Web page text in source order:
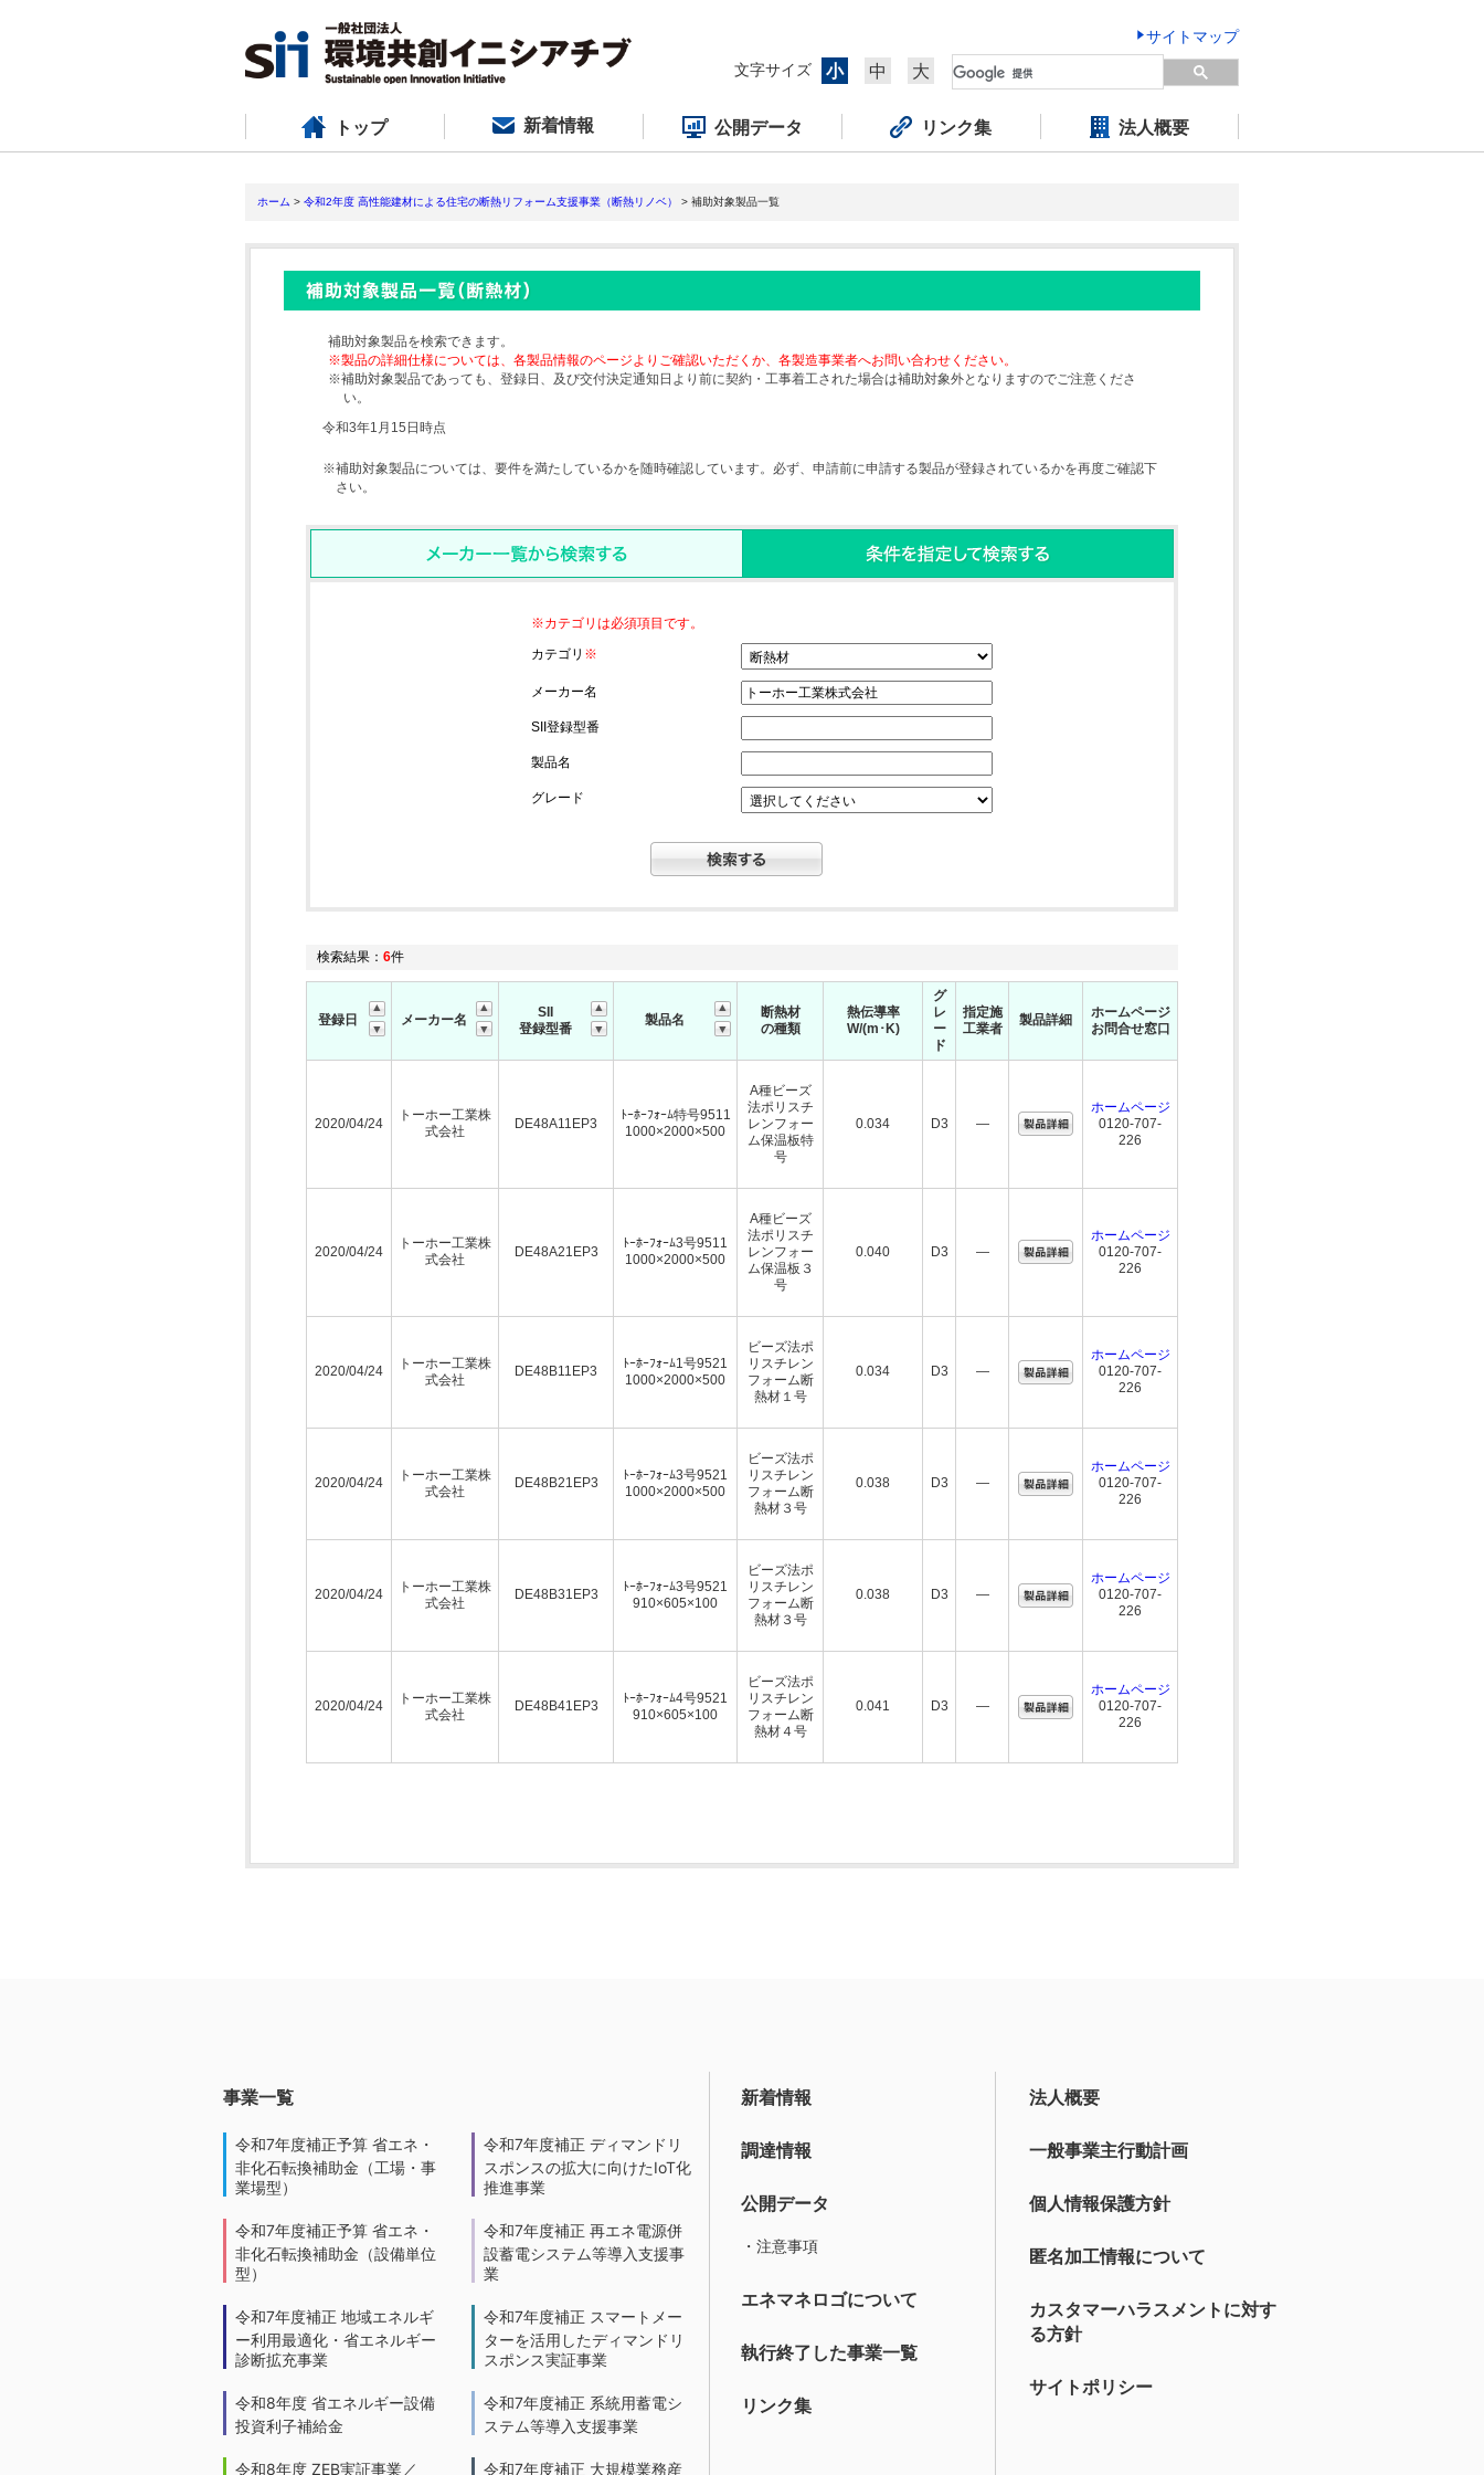
サイトマップ
文字サイズ
小 中 大
トップ 新着情報 公開データ リンク集 法人概要
ホーム > 令和2年度 高性能建材による住宅の断熱リフォーム支援事業（断熱リノベ） > 補助対象製品一覧
補助対象製品を検索できます。
※製品の詳細仕様については、各製品情報のページよりご確認いただくか、各製造事業者へお問い合わせください。
※補助対象製品であっても、登録日、及び交付決定通知日より前に契約・工事着工された場合は補助対象外となりますのでご注意くださ
い。
令和3年1月15日時点
※補助対象製品については、要件を満たしているかを随時確認しています。必ず、申請前に申請する製品が登録されているかを再度ご確認下
さい。
※カテゴリは必須項目です。
カテゴリ ※
メーカー名
SII登録型番
製品名
グレード
検索結果： 6件
登録日 メーカー名
SII
登録型番
製品名
断熱材
の種類
熱伝導率
W/(m･K)
グ
レ
ー
ド
指定施
工業者
製品詳細
ホームページ
お問合せ窓口
2020/04/24
トーホー工業株
式会社
DE48A11EP3
ﾄｰﾎｰﾌｫｰﾑ特号9511
1000×2000×500
A種ビーズ
法ポリスチ
レンフォー
ム保温板特
号
0.034 D3 ―
ホームページ
0120-707-
226
2020/04/24
トーホー工業株
式会社
DE48A21EP3
ﾄｰﾎｰﾌｫｰﾑ3号9511
1000×2000×500
A種ビーズ
法ポリスチ
レンフォー
ム保温板３
号
0.040 D3 ―
ホームページ
0120-707-
226
2020/04/24
トーホー工業株
式会社
DE48B11EP3
ﾄｰﾎｰﾌｫｰﾑ1号9521
1000×2000×500
ビーズ法ポ
リスチレン
フォーム断
熱材１号
0.034 D3 ―
ホームページ
0120-707-
226
2020/04/24
トーホー工業株
式会社
DE48B21EP3
ﾄｰﾎｰﾌｫｰﾑ3号9521
1000×2000×500
ビーズ法ポ
リスチレン
フォーム断
熱材３号
0.038 D3 ―
ホームページ
0120-707-
226
2020/04/24
トーホー工業株
式会社
DE48B31EP3
ﾄｰﾎｰﾌｫｰﾑ3号9521
910×605×100
ビーズ法ポ
リスチレン
フォーム断
熱材３号
0.038 D3 ―
ホームページ
0120-707-
226
2020/04/24
トーホー工業株
式会社
DE48B41EP3
ﾄｰﾎｰﾌｫｰﾑ4号9521
910×605×100
ビーズ法ポ
リスチレン
フォーム断
熱材４号
0.041 D3 ―
ホームページ
0120-707-
226
事業一覧
令和7年度補正予算 省エネ・
非化石転換補助金（工場・事
業場型）
令和7年度補正予算 省エネ・
非化石転換補助金（設備単位
型）
令和7年度補正 地域エネルギ
ー利用最適化・省エネルギー
診断拡充事業
令和8年度 省エネルギー設備
投資利子補給金
令和8年度 ZEB実証事業／
令和7年度補正 ディマンドリ
スポンスの拡大に向けたIoT化
推進事業
令和7年度補正 再エネ電源併
設蓄電システム等導入支援事
業
令和7年度補正 スマートメー
ターを活用したディマンドリ
スポンス実証事業
令和7年度補正 系統用蓄電シ
ステム等導入支援事業
令和7年度補正 大規模業務産
新着情報
調達情報
公開データ
・注意事項
エネマネロゴについて
執行終了した事業一覧
リンク集
法人概要
一般事業主行動計画
個人情報保護方針
匿名加工情報について
カスタマーハラスメントに対す
る方針
サイトポリシー